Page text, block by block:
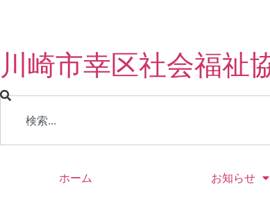
川崎市幸区社会福祉
ホーム お知らせ